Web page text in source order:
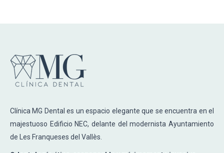
Clínica MG Dental es un espacio elegante que se encuentra en el
majestuoso Edificio NEC, delante del modernista Ayuntamiento
de Les Franqueses del Vallès.